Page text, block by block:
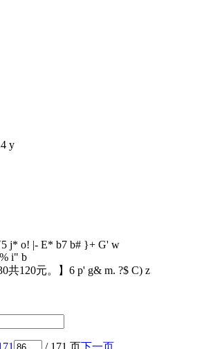
y
j* o! |- E* b7 b# }+ G' w
i" b
共120元。】 6 p' g& m. ?$ C) z